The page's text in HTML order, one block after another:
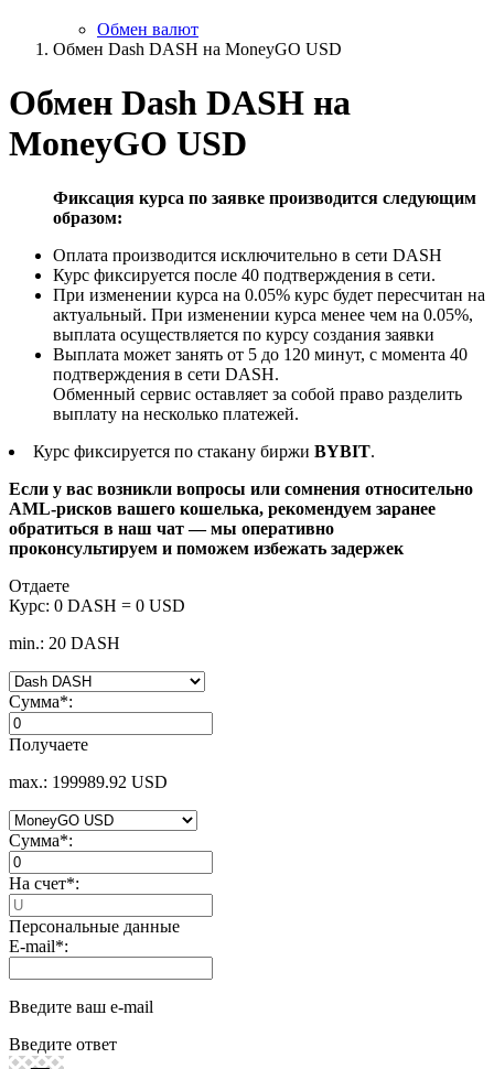
Обмен валют
Обмен Dash DASH на MoneyGO USD
Обмен Dash DASH на
MoneyGO USD
Фиксация курса по заявке производится следующим
образом:
Оплата производится исключительно в сети DASH
Курс фиксируется после 40 подтверждения в сети.
При изменении курса на 0.05% курс будет пересчитан на
актуальный. При изменении курса менее чем на 0.05%,
выплата осуществляется по курсу создания заявки
Выплата может занять от 5 до 120 минут, с момента 40
подтверждения в сети DASH.
Обменный сервис оставляет за собой право разделить
выплату на несколько платежей.
Курс фиксируется по стакану биржи BYBIT.
Если у вас возникли вопросы или сомнения относительно
AML-рисков вашего кошелька, рекомендуем заранее
обратиться в наш чат — мы оперативно
проконсультируем и поможем избежать задержек
Отдаете
Курс: 0 DASH = 0 USD
min.: 20 DASH
Сумма*:
Получаете
max.: 199989.92 USD
Сумма*:
На счет*:
Персональные данные
E-mail*:
Введите ваш e-mail
Введите ответ